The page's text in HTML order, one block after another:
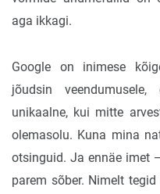
aga ikkagi.
Google on inimese
jõudsin
unikaalne, kui mitte
olemasolu. Kuna mina
otsinguid. Ja ennäe imet
parem sõber. Nimelt